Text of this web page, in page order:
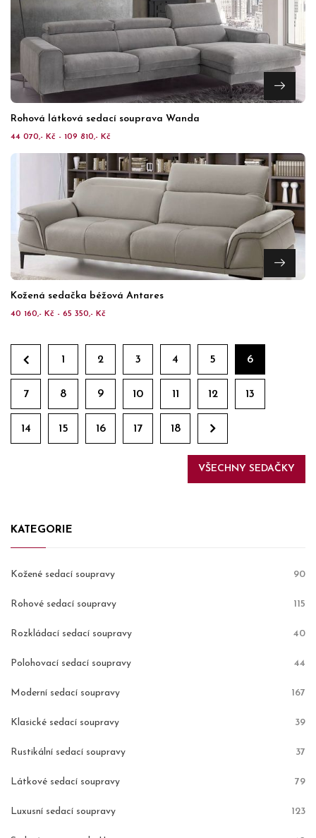
Rohová látková sedací souprava Wanda
44 070,- Kč - 109 810,- Kč
Kožená sedačka béžová Antares
40 160,- Kč - 65 350,- Kč
1 2 3 4 5 6
7 8 9 10 11 12 13
14 15 16 17 18
VŠECHNY SEDAČKY
KATEGORIE
Kožené sedací soupravy 90
Rohové sedací soupravy 115
Rozkládací sedací soupravy 40
Polohovací sedací soupravy 44
Moderní sedací soupravy 167
Klasické sedací soupravy 39
Rustikální sedací soupravy 37
Látkové sedací soupravy 79
Luxusní sedací soupravy 123